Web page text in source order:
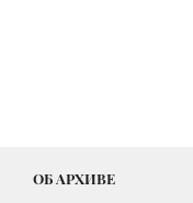
ОБ АРХИВЕ